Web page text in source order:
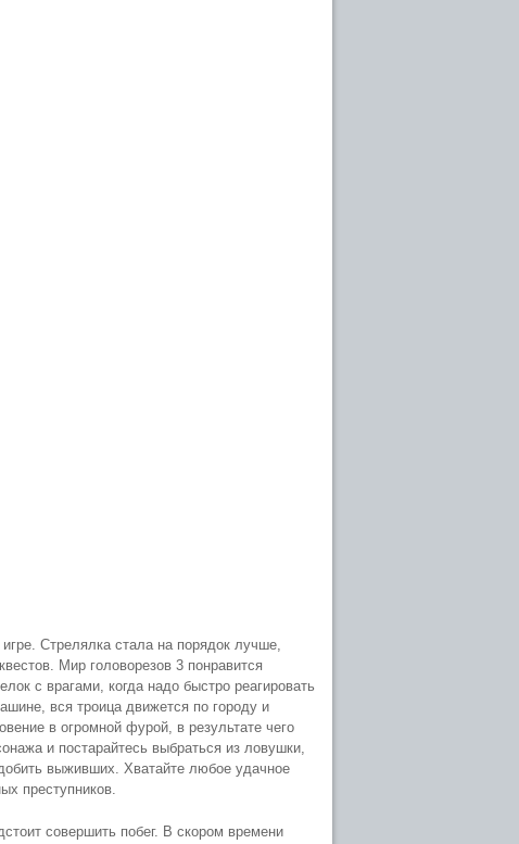
Стрелялка стала на порядок лучше,
Мир головорезов 3 понравится
с врагами, когда надо быстро реагировать
вся троица движется по городу и
в огромной фурой, в результате чего
и постарайтесь выбраться из ловушки,
выживших. Хватайте любое удачное
преступников.
совершить побег. В скором времени